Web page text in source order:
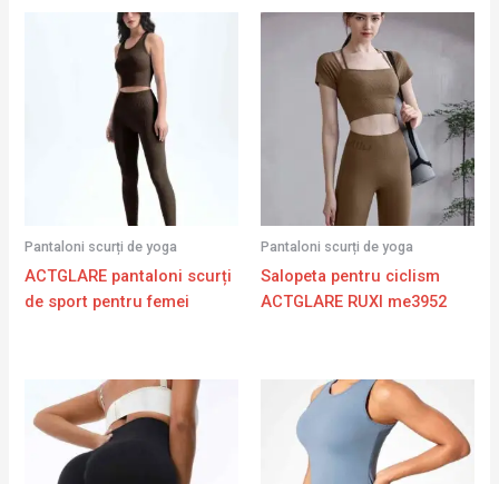
Pantaloni scurți de yoga
ACTGLARE pantaloni scurți
de sport pentru femei
Pantaloni scurți de yoga
Salopeta pentru ciclism
ACTGLARE RUXI me3952